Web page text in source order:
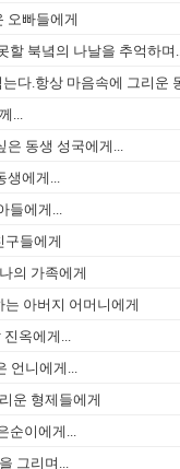
오빠들에게
할 북녘의 나날을 추억하며
다.항상 마음속에 그리운
...
은 동생 성국에게...
생에게...
들에게...
구들에게
의 가족에게
아버지 어머니에게
진옥에게...
언니에게...
운 형제들에게
순이에게...
그리며...